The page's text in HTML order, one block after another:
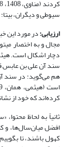
سیوطی و دیگران، بی‏تا: 11).
ارزیابی:در مورد این
مجال و به اختصار
دچار اشکال است.
سند آن علی بن عابس
هم می‌گوید: در سند
کرده‌اند که خود از
ثانیاً به لحاظ
افضل میان‌سال‌ها، و
کهول باشند، تا